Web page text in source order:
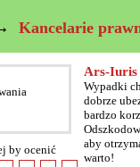
Kancelarie
by ocenić
Ars-Iuris
Wypadki
dobrze
bardzo
aby
warto!